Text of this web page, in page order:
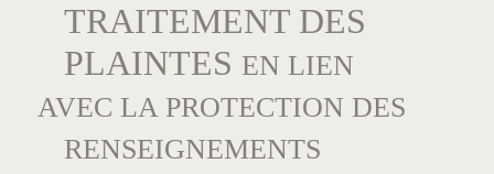
TRAITEMENT DES
PLAINTES EN LIEN
AVEC LA PROTECTION DES
RENSEIGNEMENTS